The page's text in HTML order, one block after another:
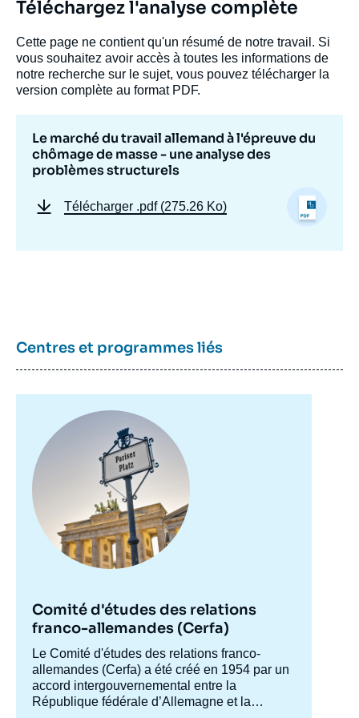
Téléchargez l'analyse complète
Cette page ne contient qu'un résumé de notre travail. Si
vous souhaitez avoir accès à toutes les informations de
notre recherche sur le sujet, vous pouvez télécharger la
version complète au format PDF.
Le marché du travail allemand à l'épreuve du
chômage de masse - une analyse des
problèmes structurels
Télécharger .pdf (275.26 Ko)
Centres et programmes liés
principale
Comité d'études des relations
franco-allemandes (Cerfa)
Accroche
centre
Le Comité d'études des relations franco-
allemandes (Cerfa) a été créé en 1954 par un
accord intergouvernemental entre la
République fédérale d’Allemagne et la
couverture
chômage de masse - une analyse des
problèmes structurels », Notes, Notes du
Cerfa, Ifri, 15 février 2005.